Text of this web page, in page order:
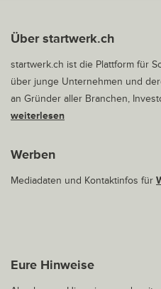
Über startwerk.ch
startwerk.ch ist die Plattform für
über junge Unternehmen und
an Gründer aller Branchen,
weiterlesen
Werben
Mediadaten und Kontaktinfos für
Eure Hinweise